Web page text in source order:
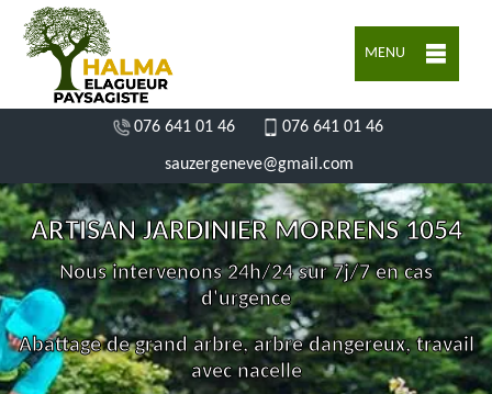
MENU
076 641 01 46 076 641 01 46
sauzergeneve@gmail.com
ARTISAN JARDINIER MORRENS 1054
Nous intervenons 24h/24 sur 7j/7 en cas
d'urgence
Abattage de grand arbre, arbre dangereux, travail
avec nacelle